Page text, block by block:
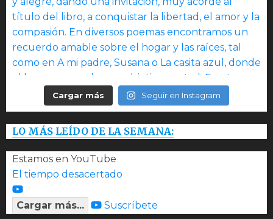
Cargar más Seguir en Instagram
LO MÁS LEÍDO DE LA SEMANA:
Estamos en YouTube
El tiempo desacertado
Cargar más... Suscríbete